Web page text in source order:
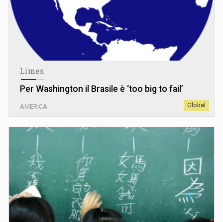
Limes
Per Washington il Brasile è ‘too big to fail’
AMERICA Global